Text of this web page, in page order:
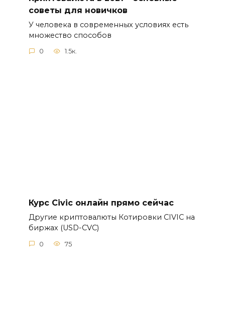
советы для новичков
У человека в современных условиях есть
множество способов
0 1.5к.
Курс Civic онлайн прямо сейчас
Другие криптовалюты Котировки CIVIC на
биржах (USD-CVC)
0 75